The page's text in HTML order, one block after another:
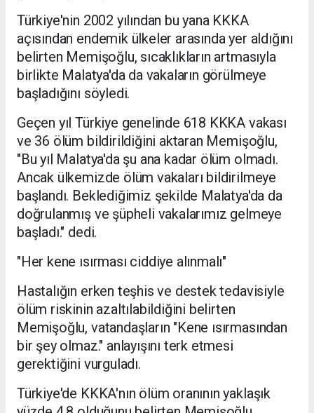
Türkiye'nin 2002 yılından bu yana KKKA
açısından endemik ülkeler arasında yer aldığını
belirten Memişoğlu, sıcaklıkların artmasıyla
birlikte Malatya'da da vakaların görülmeye
başladığını söyledi.
Geçen yıl Türkiye genelinde 618 KKKA vakası
ve 36 ölüm bildirildiğini aktaran Memişoğlu,
"Bu yıl Malatya'da şu ana kadar ölüm olmadı.
Ancak ülkemizde ölüm vakaları bildirilmeye
başlandı. Beklediğimiz şekilde Malatya'da da
doğrulanmış ve şüpheli vakalarımız gelmeye
başladı." dedi.
"Her kene ısırması ciddiye alınmalı"
Hastalığın erken teşhis ve destek tedavisiyle
ölüm riskinin azaltılabildiğini belirten
Memişoğlu, vatandaşların "Kene ısırmasından
bir şey olmaz." anlayışını terk etmesi
gerektiğini vurguladı.
Türkiye'de KKKA'nın ölüm oranının yaklaşık